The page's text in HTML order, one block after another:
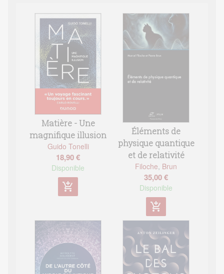
Matière - Une
magnifique illusion
Guido Tonelli
18,90 €
Disponible
add_shopping_cart
Éléments de
physique quantique
et de relativité
Filoche, Brun
35,00 €
Disponible
add_shopping_cart